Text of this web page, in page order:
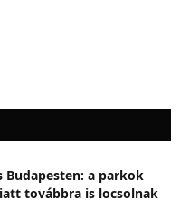
Budapesten: a parkok
továbbra is locsolnak